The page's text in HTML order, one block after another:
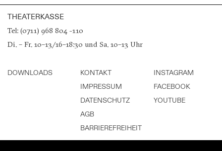
THEATERKASSE
Tel: (0711) 968 804 -110
Di. – Fr. 10–13/16–18:30 und Sa. 10–13 Uhr
DOWNLOADS
KONTAKT
IMPRESSUM
DATENSCHUTZ
AGB
BARRIEREFREIHEIT
INSTAGRAM
FACEBOOK
YOUTUBE